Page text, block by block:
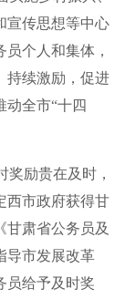
宣传思想等中心
个人和集体，
持续激励，促进
动全市“十四
奖励贵在及时，
西市政府获得甘
甘肃省公务员及
导市发展改革
员给予及时奖